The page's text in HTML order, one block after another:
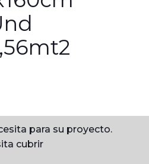
para su proyecto.
cubrir